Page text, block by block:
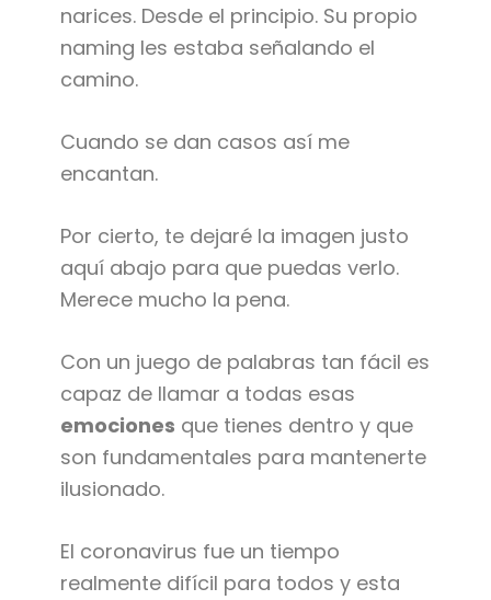
narices. Desde el principio. Su propio
naming les estaba señalando el
camino.
Cuando se dan casos así me
encantan.
Por cierto, te dejaré la imagen justo
aquí abajo para que puedas verlo.
Merece mucho la pena.
Con un juego de palabras tan fácil es
capaz de llamar a todas esas
emociones que tienes dentro y que
son fundamentales para mantenerte
ilusionado.
El coronavirus fue un tiempo
realmente difícil para todos y esta